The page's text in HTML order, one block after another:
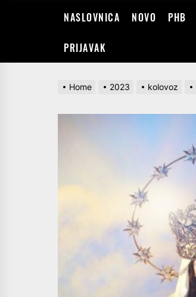
NASLOVNICA NOVO PHB
PRIJAVAK
Home 2023 kolovoz